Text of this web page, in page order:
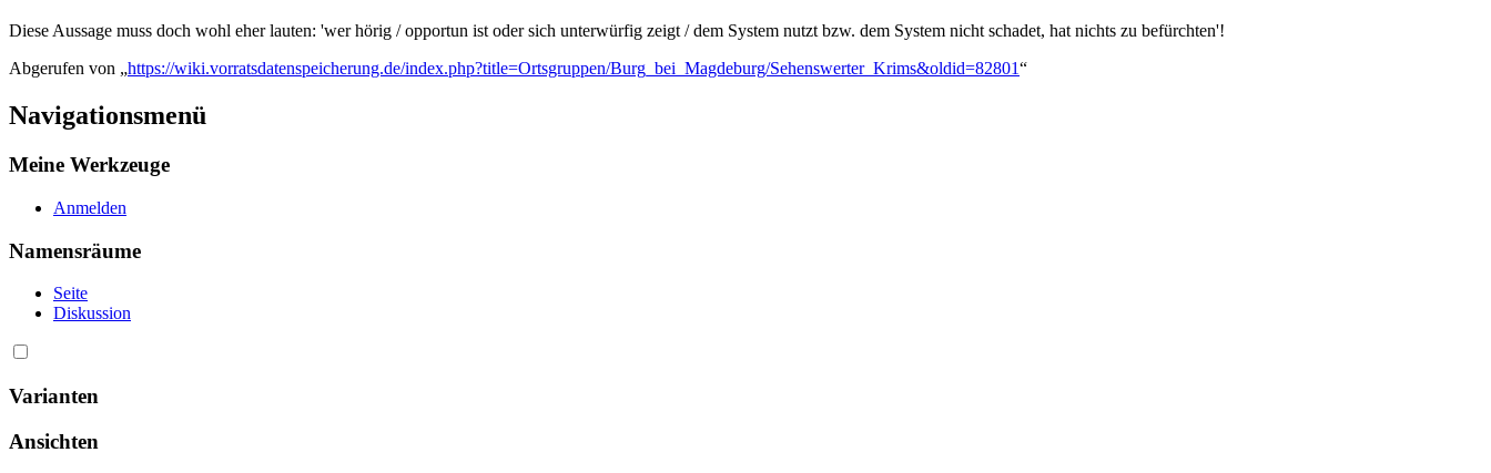
Diese Aussage muss doch wohl eher lauten: 'wer hörig / opportun ist oder sich unterwürfig zeigt / dem System nutzt bzw. dem System nicht schadet, hat nichts zu befürchten'!
Abgerufen von „https://wiki.vorratsdatenspeicherung.de/index.php?title=Ortsgruppen/Burg_bei_Magdeburg/Sehenswerter_Krims&oldid=82801“
Navigationsmenü
Meine Werkzeuge
Anmelden
Namensräume
Seite
Diskussion
Varianten
Ansichten